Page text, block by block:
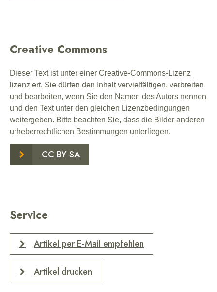
Creative Commons
Dieser Text ist unter einer Creative-Commons-Lizenz
lizenziert. Sie dürfen den Inhalt vervielfältigen, verbreiten
und bearbeiten, wenn Sie den Namen des Autors nennen
und den Text unter den gleichen Lizenzbedingungen
weitergeben. Bitte beachten Sie, dass die Bilder anderen
urheberrechtlichen Bestimmungen unterliegen.
CC BY-SA
Service
Artikel per E-Mail empfehlen
Artikel drucken